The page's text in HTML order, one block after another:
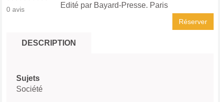
0 avis
Edité par Bayard-Presse. Paris
Réserver
DESCRIPTION
Sujets
Société